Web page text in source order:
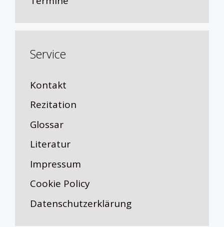
Service
Kontakt
Rezitation
Glossar
Literatur
Impressum
Cookie Policy
Datenschutzerklärung